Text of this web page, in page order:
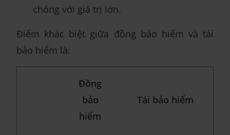
chóng với giá trị lớn.
Điểm khác biệt giữa đồng bảo hiểm và tái
bảo hiểm là:
Đồng
bảo
hiểm
Tái bảo hiểm